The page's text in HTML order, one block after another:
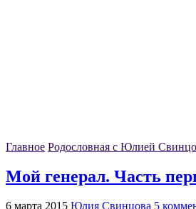
Главное Родословная с Юлией
Мой генерал. Часть
6 марта 2015 Юлия Свинцова 5